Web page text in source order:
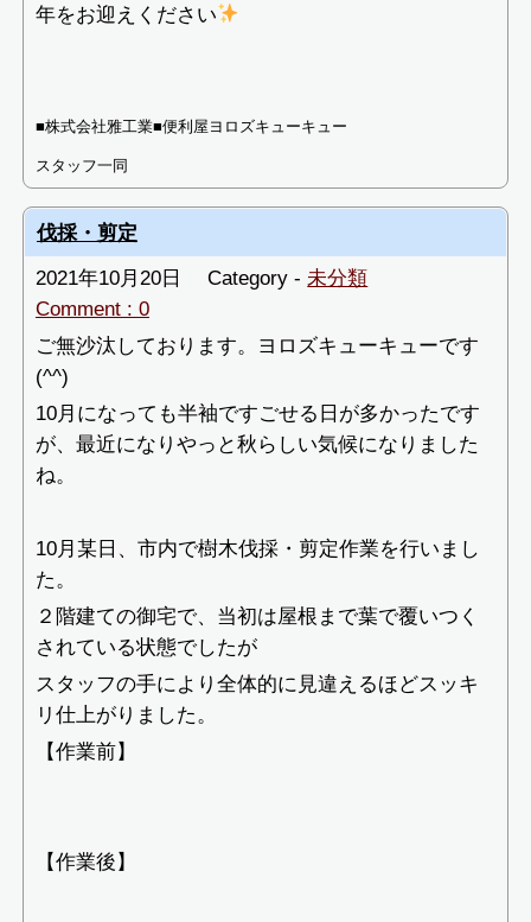
年をお迎えください
■株式会社雅工業■便利屋ヨロズキューキュー
スタッフ一同
伐採・剪定
2021年10月20日
Category - 未分類
Comment : 0
ご無沙汰しております。ヨロズキューキューです
(^^)
10月になっても半袖ですごせる日が多かったです
が、最近になりやっと秋らしい気候になりました
ね。
10月某日、市内で樹木伐採・剪定作業を行いまし
た。
２階建ての御宅で、当初は屋根まで葉で覆いつく
されている状態でしたが
スタッフの手により全体的に見違えるほどスッキ
リ仕上がりました。
【作業前】
【作業後】